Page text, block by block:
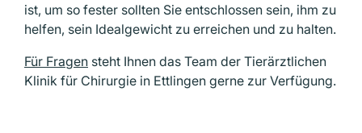
ist, um so fester sollten Sie entschlossen sein, ihm zu
helfen, sein Idealgewicht zu erreichen und zu halten.
Für Fragen steht Ihnen das Team der Tierärztlichen
Klinik für Chirurgie in Ettlingen gerne zur Verfügung.